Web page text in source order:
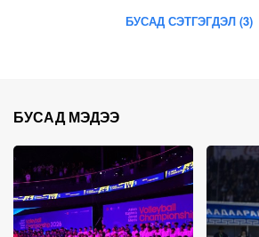
БУСАД СЭТГЭГДЭЛ (3)
БУСАД МЭДЭЭ